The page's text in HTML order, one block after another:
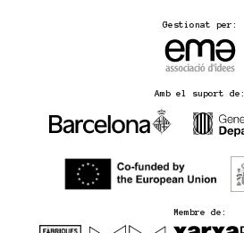
Gestionat per:
Amb el suport de:
Membre de: